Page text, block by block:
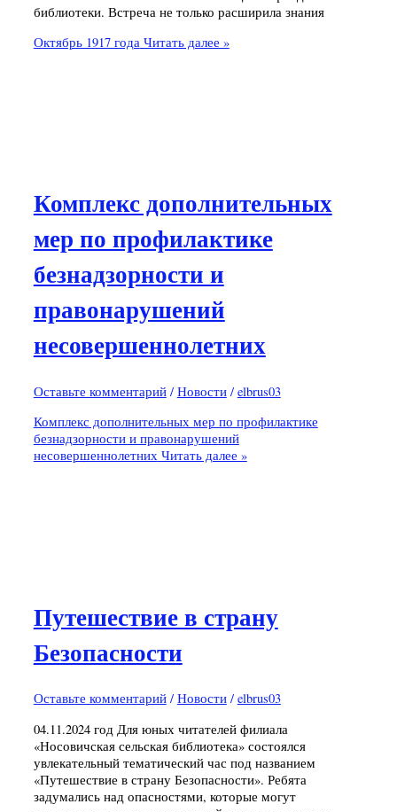
библиотеки. Встреча не только расширила знания
Октябрь 1917 годаЧитать далее »
Комплекс дополнительных
мер по профилактике
безнадзорности и
правонарушений
несовершеннолетних
Оставьте комментарий / Новости/ elbrus03
Комплекс дополнительных мер по профилактике
безнадзорности и правонарушений
несовершеннолетнихЧитать далее »
Путешествие в страну
Безопасности
Оставьте комментарий / Новости/ elbrus03
04.11.2024 год Для юных читателей филиала
«Носовичская сельская библиотека» состоялся
увлекательный тематический час под названием
«Путешествие в страну Безопасности». Ребята
задумались над опасностями, которые могут